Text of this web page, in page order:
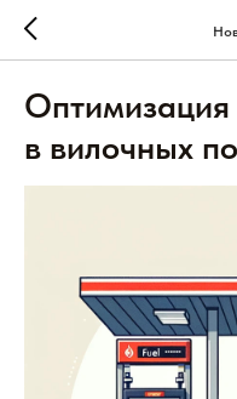
Оптимизация
в вилочных